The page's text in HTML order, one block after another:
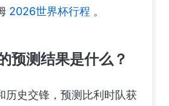
2026世界杯行程 。
预测结果是什么？
历史交锋，预测比利时队获